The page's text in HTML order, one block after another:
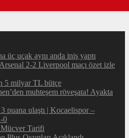
üç uçak aynı anda iniş yaptı
2-2 Liverpool maçı özet izle
5 milyar TL bütçe
muhteşem röveşata! Ayakta
puana ulaştı | Kocaelispor –
0
Tarifi